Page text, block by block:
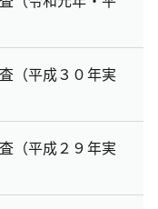
（平成３０年実
（平成２９年実